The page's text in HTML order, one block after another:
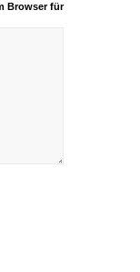
Browser für